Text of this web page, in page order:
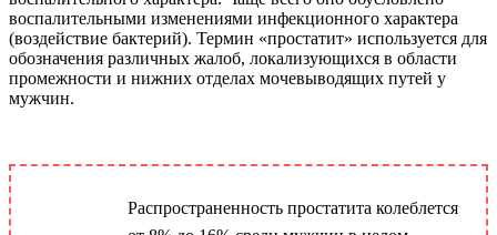
воспалительными изменениями инфекционного характера
(воздействие бактерий). Термин «простатит» используется для
обозначения различных жалоб, локализующихся в области
промежности и нижних отделах мочевыводящих путей у
мужчин.
Распространенность простатита колеблется